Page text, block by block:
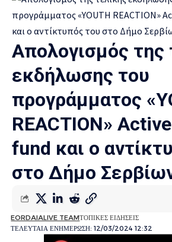
Απολογισμός της
εκδήλωσης του
προγράμματος
REACTION»
fund και ο
στο Δήμο
ΤΕΛΕΥΤΑΙΑ ΕΝΗΜΕΡΩΣΗ: 12/03/2024 12:32
EORDAIALIVE TEAMΤΟΠΙΚΕΣ ΕΙΔΗΣΕΙΣ